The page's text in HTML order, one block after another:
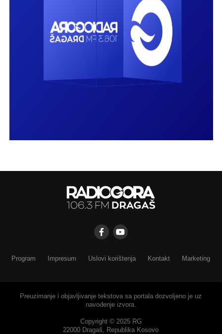
Program Impresum Uslovi korištenja Kontakt Marketing
Preuzimanje i objavljivanje tekstova sa portala dozvoljeno je uz
navođenje izvora.
Copyright © 2025 RG
22000 Dragaš, Republika Kosovo